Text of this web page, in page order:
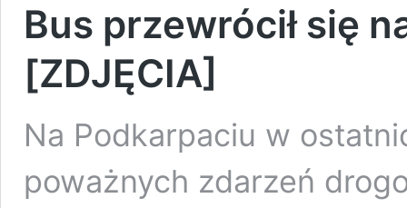
Bus przewrócił się
[ZDJĘCIA]
Na Podkarpaciu w
poważnych zdarzeń